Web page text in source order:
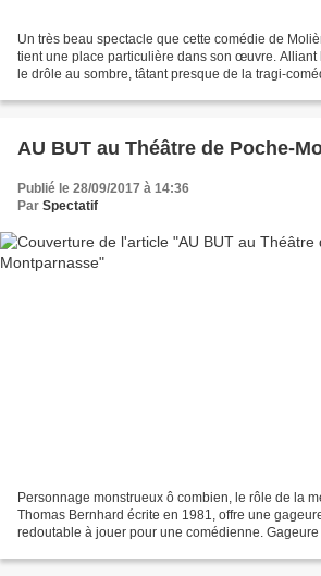
Un très beau spectacle que cette comédie de
tient une place particulière dans son œuvre. Alliant
le drôle au sombre, tâtant presque de la tragi-
AU BUT au Théâtre de Poche-
Publié le 28/09/2017 à 14:36
Par Spectatif
Personnage monstrueux ô combien, le rôle de la
Thomas Bernhard écrite en 1981, offre une
redoutable à jouer pour une comédienne. Gageure